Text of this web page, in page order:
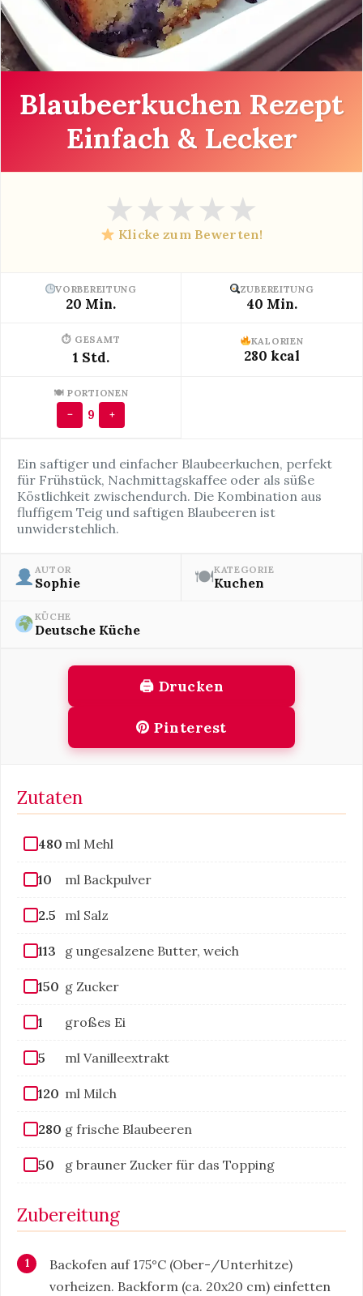
Blaubeerkuchen Rezept
Einfach & Lecker
★★★★★
Klicke zum Bewerten!
VORBEREITUNG
20 Min.
ZUBEREITUNG
40 Min.
⏱ GESAMT
1 Std.
KALORIEN
280 kcal
🍽 PORTIONEN
− 9 +
Ein saftiger und einfacher Blaubeerkuchen, perfekt
für Frühstück, Nachmittagskaffee oder als süße
Köstlichkeit zwischendurch. Die Kombination aus
fluffigem Teig und saftigen Blaubeeren ist
unwiderstehlich.
AUTOR
Sophie 🍽KATEGORIE
Kuchen
KÜCHE
Deutsche Küche
🖨 Drucken
Pinterest
Zutaten
480 ml Mehl
10 ml Backpulver
2.5 ml Salz
113 g ungesalzene Butter, weich
150 g Zucker
1 großes Ei
5 ml Vanilleextrakt
120 ml Milch
280 g frische Blaubeeren
50 g brauner Zucker für das Topping
Zubereitung
Backofen auf 175°C (Ober-/Unterhitze)
vorheizen. Backform (ca. 20x20 cm) einfetten